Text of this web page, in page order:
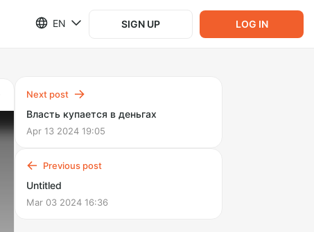
EN SIGN UP LOG IN
Next post
Власть купается в деньгах
Apr 13 2024 19:05
Previous post
Untitled
Mar 03 2024 16:36